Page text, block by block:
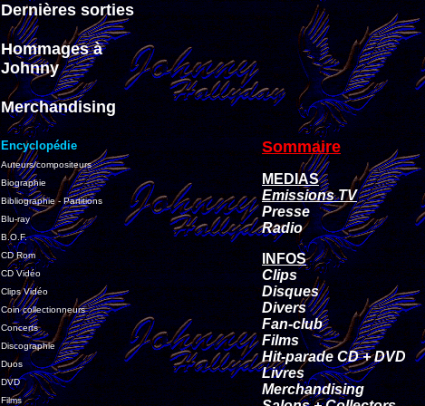
Dernières sorties
Hommages à
Johnny
Merchandising
Encyclopédie
Auteurs/compositeurs
Biographie
Bibliographie - Partitions
Blu-ray
B.O.F.
CD Rom
CD Vidéo
Clips Vidéo
Coin collectionneurs
Concerts
Discographie
Duos
DVD
Films
Sommaire
MEDIAS
Emissions TV
Presse
Radio
INFOS
Clips
Disques
Divers
Fan-club
Films
Hit-parade CD + DVD
Livres
Merchandising